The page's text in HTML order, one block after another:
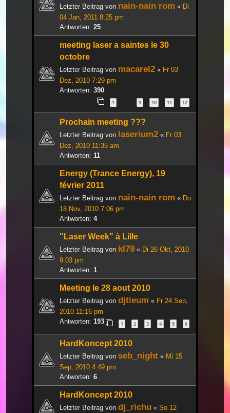
Letzter Beitrag von nain-nain rom « Di
04 Jan, 2011 8:25 pm
Antworten: 25
meeting laser a saintes le 30
octobre
Letzter Beitrag von macarel2 « Fr 03
Dez, 2010 7:29 pm
Antworten: 390
1 … 9 10 11 12
Prochain meeting ???
Letzter Beitrag von laserium2 « Fr 03
Dez, 2010 11:35 am
Antworten: 11
Energy (Trance Energy), 19
février 2011
Letzter Beitrag von nain-nain rom « Do
18 Nov, 2010 7:06 pm
Antworten: 4
"Laser Week" à Lille
Letzter Beitrag von kl79 « Di 26 Okt, 2010
9:03 pm
Antworten: 1
Meeting le 28 aout 2010
Letzter Beitrag von djtieum « Fr 24 Sep,
2010 11:16 pm
Antworten: 193 1 2 3 4 5 6
HardKoncept 2010
Letzter Beitrag von seb_night « Mi 15
Sep, 2010 4:49 pm
Antworten: 6
HardKoncept 2010
Letzter Beitrag von dj_richu « So 12